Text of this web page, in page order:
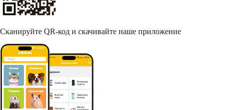
Сканируйте QR-код и скачивайте наше приложение